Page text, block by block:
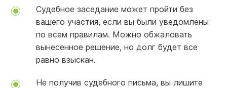
Судебное заседание может пройти без
вашего участия, если вы были уведомлены
по всем правилам. Можно обжаловать
вынесенное решение, но долг будет все
равно взыскан.
Не получив судебного письма, вы лишите